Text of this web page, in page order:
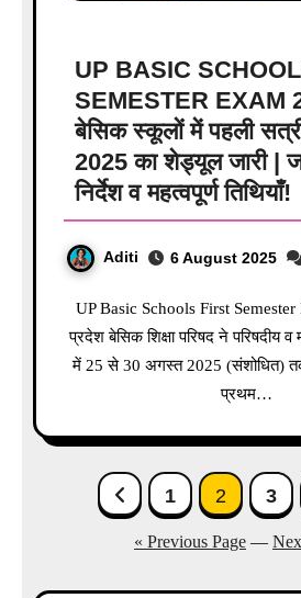
UP BASIC
SEMESTER EXAM
बेसिक स्कूलों में पहली
2025 का शेड्यूल जारी |
निर्देश व महत्वपूर्ण तिथियाँ!
Aditi 6 August 2025
UP Basic Schools First Semester Exam 2025: उत्तर
प्रदेश बेसिक शिक्षा परिषद ने परिषदीय व
में 25 से 30 अगस्त 2025 (संशोधित)
प्रथम…
Posts
pagination
1 2 3
« Previous Page —